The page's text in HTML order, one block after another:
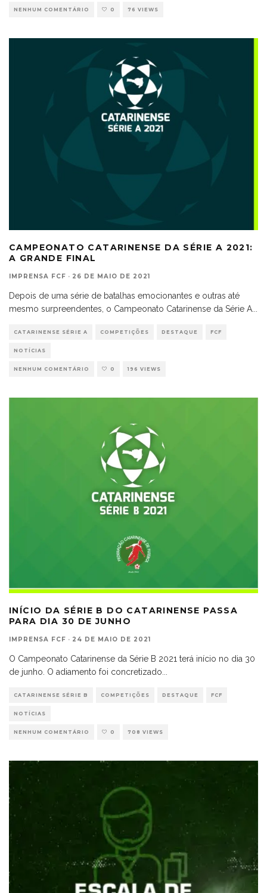
NENHUM COMENTÁRIO 0 76 VIEWS
CAMPEONATO CATARINENSE DA SÉRIE A 2021:
A GRANDE FINAL
IMPRENSA FCF · 26 DE MAIO DE 2021
Depois de uma série de batalhas emocionantes e outras até
mesmo surpreendentes, o Campeonato Catarinense da Série A...
CATARINENSE SÉRIE A COMPETIÇÕES DESTAQUE FCF
NOTÍCIAS
NENHUM COMENTÁRIO 0 196 VIEWS
INÍCIO DA SÉRIE B DO CATARINENSE PASSA
PARA DIA 30 DE JUNHO
IMPRENSA FCF · 24 DE MAIO DE 2021
O Campeonato Catarinense da Série B 2021 terá início no dia 30
de junho. O adiamento foi concretizado
CATARINENSE SÉRIE B COMPETIÇÕES DESTAQUE FCF
NOTÍCIAS
NENHUM COMENTÁRIO 0 708 VIEWS